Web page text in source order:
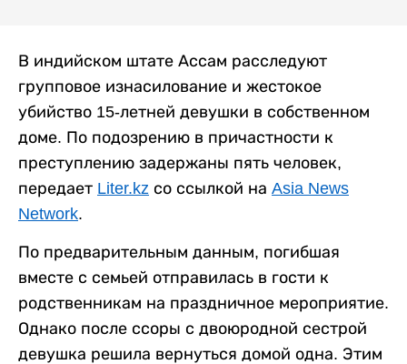
В индийском штате Ассам расследуют
групповое изнасилование и жестокое
убийство 15-летней девушки в собственном
доме. По подозрению в причастности к
преступлению задержаны пять человек,
передает Liter.kz со ссылкой на Asia News
Network.
По предварительным данным, погибшая
вместе с семьей отправилась в гости к
родственникам на праздничное мероприятие.
Однако после ссоры с двоюродной сестрой
девушка решила вернуться домой одна. Этим